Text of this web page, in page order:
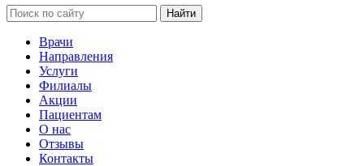
Найти
Врачи
Направления
Услуги
Филиалы
Акции
Пациентам
О нас
Отзывы
Контакты